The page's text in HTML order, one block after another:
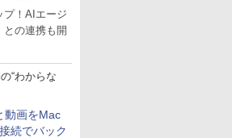
続が容易に
プ！AIエージ
との連携も開
“わからな
動画をMac
続でバック